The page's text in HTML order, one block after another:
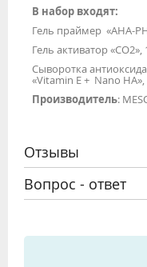
В набор входят:
Гель праймер «АНА-
Гель активатор «СО2»,
Сыворотка
«Vitamin E + Nano HA»,
Производитель:
Отзывы
Вопрос - ответ